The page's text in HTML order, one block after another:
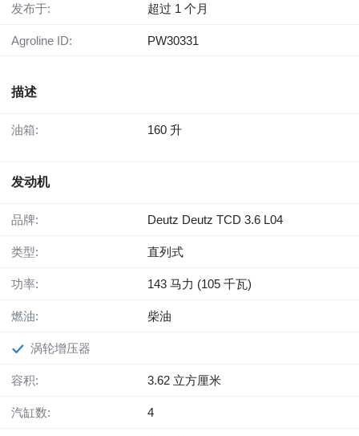
发布于: 超过 1 个月
Agroline ID: PW30331
描述
油箱: 160 升
发动机
品牌: Deutz Deutz TCD 3.6 L04
类型: 直列式
功率: 143 马力 (105 千瓦)
燃油: 柴油
涡轮增压器
容积: 3.62 立方厘米
汽缸数: 4